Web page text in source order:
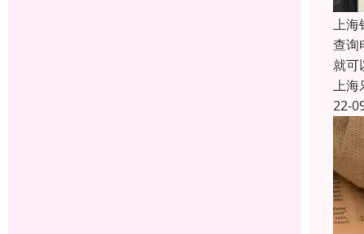
上海
查询
就可
上海
22-